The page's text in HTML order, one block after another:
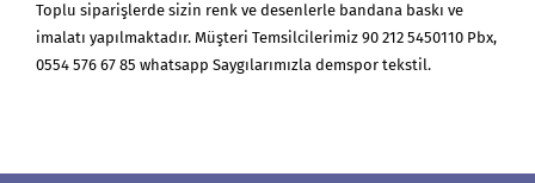
Toplu siparişlerde sizin renk ve desenlerle bandana baskı ve
imalatı yapılmaktadır. Müşteri Temsilcilerimiz 90 212 5450110 Pbx,
0554 576 67 85 whatsapp Saygılarımızla demspor tekstil.